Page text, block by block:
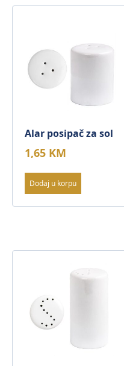
količina
Alar posipač za sol
1,65 KM
Dodaj u korpu